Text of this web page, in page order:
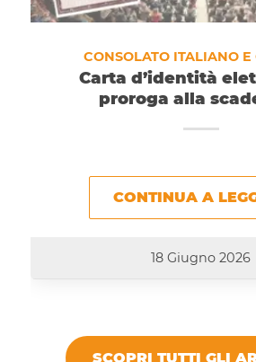
CONSOLATO ITALIANO E
Carta d’identità
proroga alla
CONTINUA A
18 Giugno 2026
SCOPRI TUTTI GLI